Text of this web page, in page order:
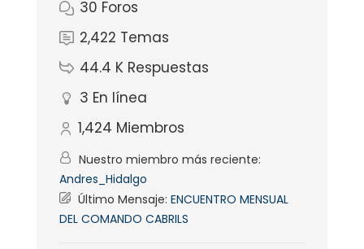
30 Foros
2,422 Temas
44.4 K Respuestas
3 En línea
1,424 Miembros
Nuestro miembro más reciente:
Andres_Hidalgo
Último Mensaje: ENCUENTRO MENSUAL
DEL COMANDO CABRILS